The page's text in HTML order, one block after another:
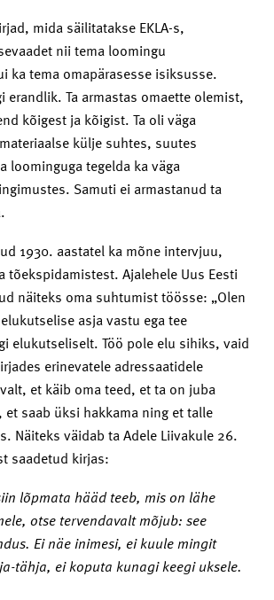
mida säilitatakse EKLA-s,
nii tema loomingu
ka tema omapärasesse isiksusse.
erandlik. Ta armastas omaette olemist,
kõigest ja kõigist. Ta oli väga
külje suhtes, suutes
loominguga tegelda ka väga
Samuti ei armastanud ta
1930. aastatel ka mõne intervjuu,
tõekspidamistest. Ajalehele Uus Eesti
näiteks oma suhtumist töösse: „Olen
asja vastu ega tee
elukutseliselt. Töö pole elu sihiks, vaid
erinevatele adressaatidele
et käib oma teed, et ta on juba
saab üksi hakkama ning et talle
Näiteks väidab ta Adele Liivakule 26.
saadetud kirjas:
lõpmata hääd teeb, mis on lähe
otse tervendavalt mõjub: see
Ei näe inimesi, ei kuule mingit
tähja, ei koputa kunagi keegi uksele.